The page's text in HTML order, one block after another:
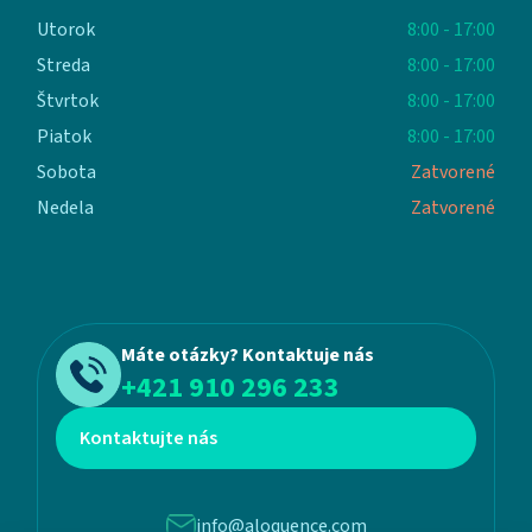
Utorok
8:00 - 17:00
Streda
8:00 - 17:00
Štvrtok
8:00 - 17:00
Piatok
8:00 - 17:00
Sobota
Zatvorené
Nedela
Zatvorené
Máte otázky? Kontaktuje nás
+421 910 296 233
Kontaktujte nás
info@aloquence.com